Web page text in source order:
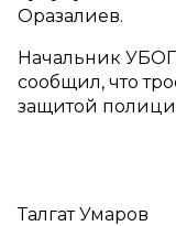
Оразалиев.
Начальник
сообщил, что
защитой
Талгат Умаров